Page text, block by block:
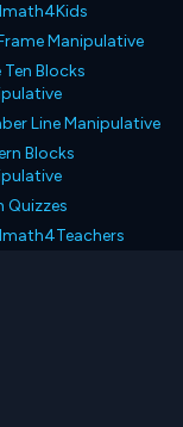
Manipulative
Ten Blocks
Line Manipulative
Blocks
Quizzes